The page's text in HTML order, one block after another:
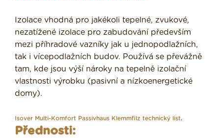
Izolace vhodná pro jakékoli tepelné, zvukové,
nezatížené izolace pro zabudování především
mezi příhradové vazníky jak u jednopodlažních,
tak i vícepodlažních budov. Používá se převážně
tam, kde jsou výší nároky na tepelně izolační
vlastnosti výrobku (pasivní a nízkoenergetické
domy).
Isover Multi-Komfort Passivhaus Klemmfilz technický list.
Přednosti: